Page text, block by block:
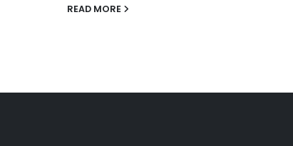
READ MORE